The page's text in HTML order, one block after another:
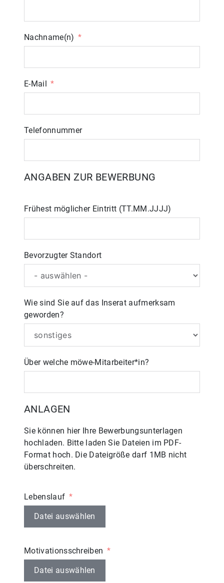
Nachname(n)
E-Mail
Telefonnummer
ANGABEN ZUR BEWERBUNG
Frühest möglicher Eintritt (TT.MM.JJJJ)
Bevorzugter Standort
Wie sind Sie auf das Inserat aufmerksam
geworden?
Über welche möwe-Mitarbeiter*in?
ANLAGEN
Sie können hier Ihre Bewerbungsunterlagen
hochladen. Bitte laden Sie Dateien im PDF-
Format hoch. Die Dateigröße darf 1MB nicht
überschreiten.
Lebenslauf
Datei auswählen
Motivationsschreiben
Datei auswählen